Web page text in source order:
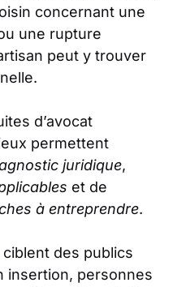
concernant une
une rupture
peut y trouver
d’avocat
permettent
juridique,
et de
à entreprendre.
des publics
insertion, personnes